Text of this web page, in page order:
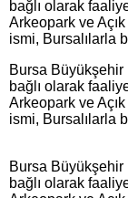
bağlı olarak
Arkeopark ve
ismi, Bursalılarla
Bursa
bağlı olarak
Arkeopark ve
ismi, Bursalılarla
Bursa
bağlı olarak